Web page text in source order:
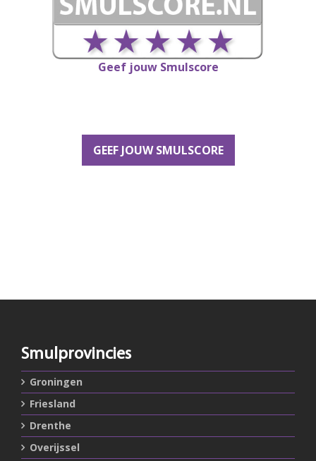
Geef jouw Smulscore
GEEF JOUW SMULSCORE
Smulprovincies
Groningen
Friesland
Drenthe
Overijssel